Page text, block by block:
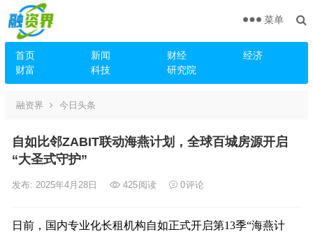
首页 新闻 财经
经济
财富
科技 研究院
菜单
融资界 今日头条
自如比邻ZABIT联动海燕计划，全球百城房源开启
“大圣式守护”
发布: 2025年4月28日 425阅读 0评论
日前，国内专业化长租机构自如正式开启第13季“海燕计